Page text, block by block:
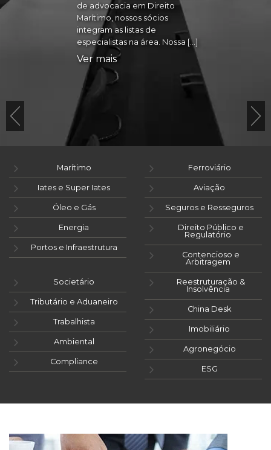
de advocacia em Direito
Marítimo, nossos sócios
integram as listas de
especialistas na área. Nossa […]
Ver mais
Marítimo
Iates e Super Iates
Óleo e Gás
Energia
Portos e Infraestrutura
Ferroviário
Aviação
Seguros e Resseguros
Direito Público e
Regulatório
Contencioso e
Arbitragem
Societário
Tributário e Aduaneiro
Trabalhista
Ambiental
Compliance
Reestruturação &
Insolvência
China Desk
Imobiliário
Agronegócio
ESG